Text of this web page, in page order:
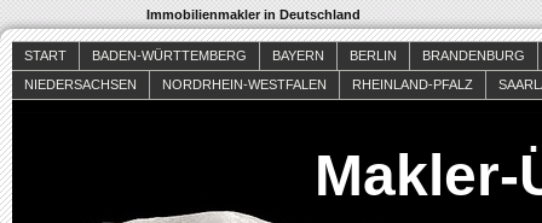
Immobilienmakler in Deutschland
START BADEN-WÜRTTEMBERG BAYERN BERLIN
BRANDENBURG
NIEDERSACHSEN
NORDRHEIN-WESTFALEN RHEINLAND-PFALZ
Makler-